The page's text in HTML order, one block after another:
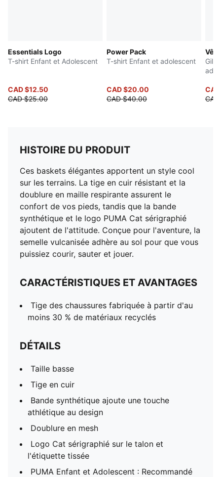
Essentials Logo
T-shirt Enfant et Adolescent
CAD $12.50
CAD $25.00
Power Pack
T-shirt Enfant et adolescent
CAD $20.00
CAD $40.00
HISTOIRE DU PRODUIT
Ces baskets élégantes apportent un style cool
sur les terrains. La tige en cuir résistant et la
doublure en maille respirante assurent le
confort de vos pieds, tandis que la bande
synthétique et le logo PUMA Cat sérigraphié
ajoutent de l'attitude. Conçue pour l'aventure, la
semelle vulcanisée adhère au sol pour que vous
puissiez courir, sauter et jouer.
CARACTÉRISTIQUES ET AVANTAGES
Tige des chaussures fabriquée à partir d'au
moins 30 % de matériaux recyclés
DÉTAILS
Taille basse
Tige en cuir
Bande synthétique ajoute une touche
athlétique au design
Doublure en mesh
Logo Cat sérigraphié sur le talon et
l'étiquette tissée
PUMA Enfant et Adolescent : Recommandé